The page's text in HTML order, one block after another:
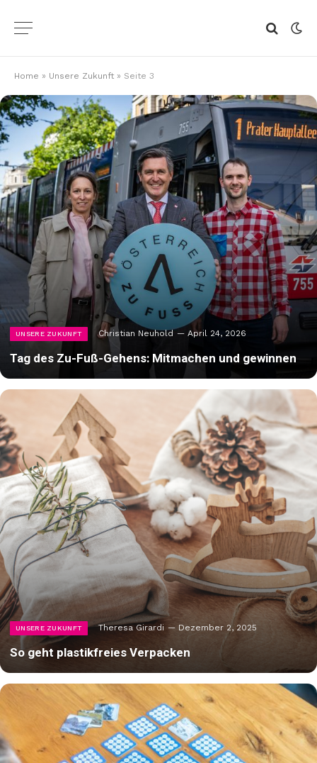
Home » Unsere Zukunft » Seite 3
UNSERE ZUKUNFT Christian Neuhold April 24, 2026
Tag des Zu-Fuß-Gehens: Mitmachen und gewinnen
UNSERE ZUKUNFT Theresa Girardi Dezember 2, 2025
So geht plastikfreies Verpacken